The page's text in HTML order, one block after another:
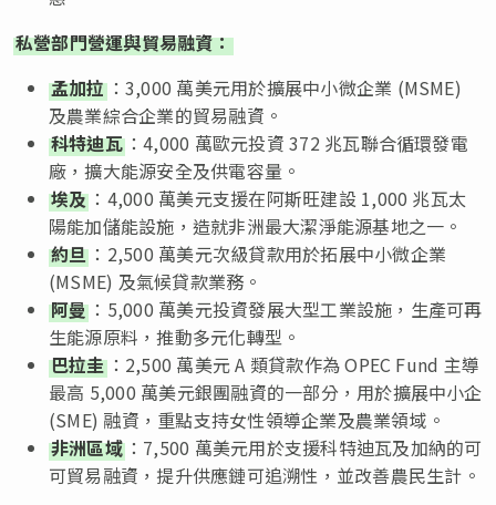
私營部門營運與貿易融資：
孟加拉：3,000 萬美元用於擴展中小微企業 (MSME)
及農業綜合企業的貿易融資。
科特迪瓦：4,000 萬歐元投資 372 兆瓦聯合循環發電
廠，擴大能源安全及供電容量。
埃及 ：4,000 萬美元支援在阿斯旺建設 1,000 兆瓦太
陽能加儲能設施，造就非洲最大潔淨能源基地之一。
約旦 ：2,500 萬美元次級貸款用於拓展中小微企業
(MSME) 及氣候貸款業務。
阿曼 ：5,000 萬美元投資發展大型工業設施，生產可再
生能源原料，推動多元化轉型。
巴拉圭：2,500 萬美元 A 類貸款作為 OPEC Fund 主導
最高 5,000 萬美元銀團融資的一部分，用於擴展中小企
(SME) 融資，重點支持女性領導企業及農業領域。
非洲區域：7,500 萬美元用於支援科特迪瓦及加納的可
可貿易融資，提升供應鏈可追溯性，並改善農民生計。